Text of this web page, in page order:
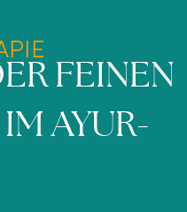
FEINEN
AYUR-